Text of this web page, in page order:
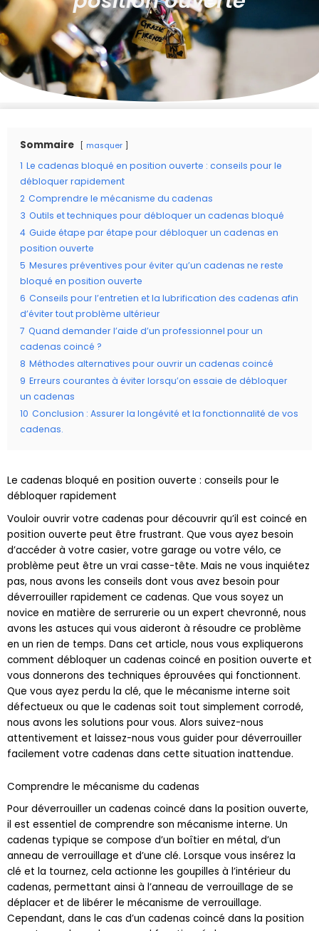
1 Le cadenas bloqué en position ouverte : conseils pour le
débloquer rapidement
2 Comprendre le mécanisme du cadenas
3 Outils et techniques pour débloquer un cadenas bloqué
4 Guide étape par étape pour débloquer un cadenas en
position ouverte
5 Mesures préventives pour éviter qu’un cadenas ne reste
bloqué en position ouverte
6 Conseils pour l’entretien et la lubrification des cadenas afin
d’éviter tout problème ultérieur
7 Quand demander l’aide d’un professionnel pour un
cadenas coincé ?
8 Méthodes alternatives pour ouvrir un cadenas coincé
9 Erreurs courantes à éviter lorsqu’on essaie de débloquer
un cadenas
10 Conclusion : Assurer la longévité et la fonctionnalité de vos
cadenas.
débloquer rapidement
Vouloir ouvrir votre cadenas pour découvrir qu’il est coincé en
position ouverte peut être frustrant. Que vous ayez besoin
d’accéder à votre casier, votre garage ou votre vélo, ce
problème peut être un vrai casse-tête. Mais ne vous inquiétez
pas, nous avons les conseils dont vous avez besoin pour
déverrouiller rapidement ce cadenas. Que vous soyez un
novice en matière de serrurerie ou un expert chevronné, nous
avons les astuces qui vous aideront à résoudre ce problème
en un rien de temps. Dans cet article, nous vous expliquerons
comment débloquer un cadenas coincé en position ouverte et
vous donnerons des techniques éprouvées qui fonctionnent.
Que vous ayez perdu la clé, que le mécanisme interne soit
défectueux ou que le cadenas soit tout simplement corrodé,
nous avons les solutions pour vous. Alors suivez-nous
attentivement et laissez-nous vous guider pour déverrouiller
facilement votre cadenas dans cette situation inattendue.
Pour déverrouiller un cadenas coincé dans la position ouverte,
il est essentiel de comprendre son mécanisme interne. Un
cadenas typique se compose d’un boîtier en métal, d’un
anneau de verrouillage et d’une clé. Lorsque vous insérez la
clé et la tournez, cela actionne les goupilles à l’intérieur du
cadenas, permettant ainsi à l’anneau de verrouillage de se
déplacer et de libérer le mécanisme de verrouillage.
Cependant, dans le cas d’un cadenas coincé dans la position
ouverte, quelque chose a mal fonctionné dans ce processus.